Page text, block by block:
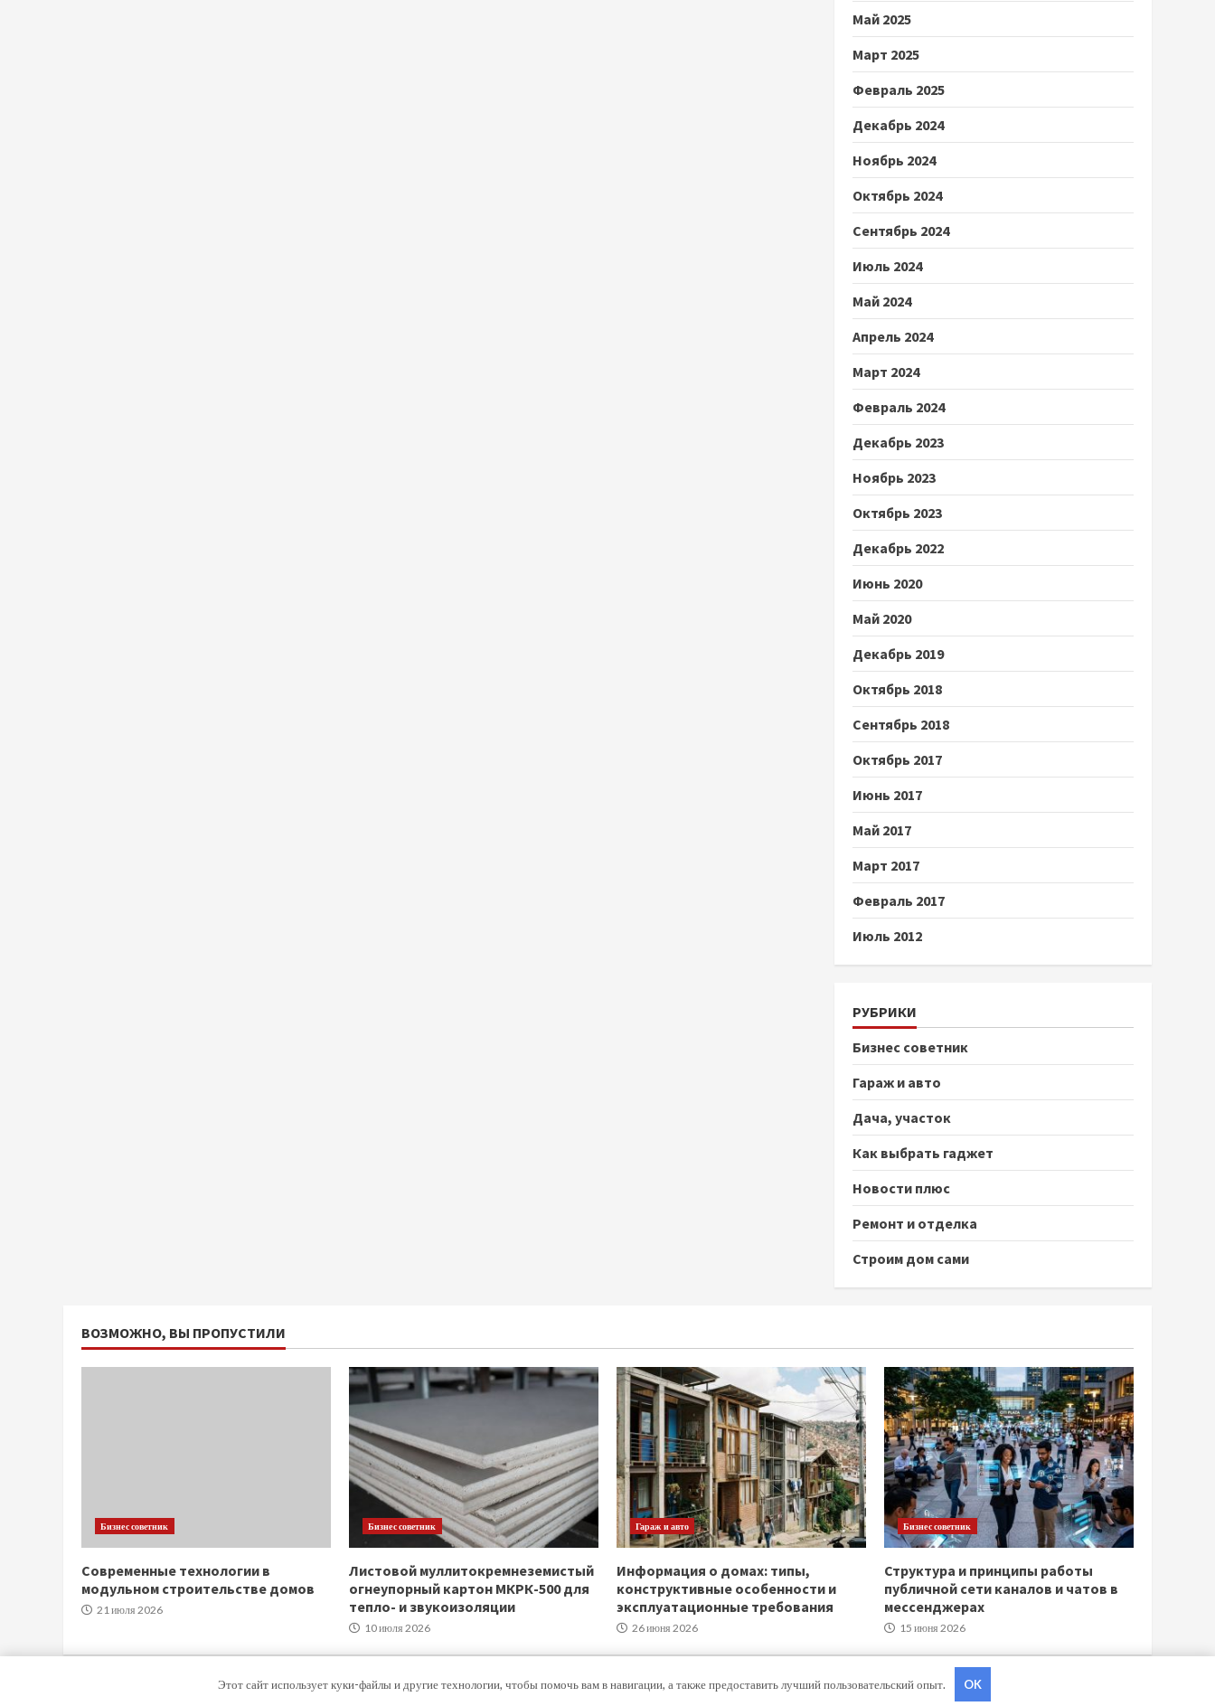
Май 2025
Март 2025
Февраль 2025
Декабрь 2024
Ноябрь 2024
Октябрь 2024
Сентябрь 2024
Июль 2024
Май 2024
Апрель 2024
Март 2024
Февраль 2024
Декабрь 2023
Ноябрь 2023
Октябрь 2023
Декабрь 2022
Июнь 2020
Май 2020
Декабрь 2019
Октябрь 2018
Сентябрь 2018
Октябрь 2017
Июнь 2017
Май 2017
Март 2017
Февраль 2017
Июль 2012
РУБРИКИ
Бизнес советник
Гараж и авто
Дача, участок
Как выбрать гаджет
Новости плюс
Ремонт и отделка
Строим дом сами
ВОЗМОЖНО, ВЫ ПРОПУСТИЛИ
Бизнес советник
Современные технологии в
модульном строительстве домов
21 июля 2026
Бизнес советник
Листовой муллитокремнеземистый
огнеупорный картон МКРК-500 для
тепло- и звукоизоляции
10 июля 2026
Гараж и авто
Информация о домах: типы,
конструктивные особенности и
эксплуатационные требования
26 июня 2026
Бизнес советник
Структура и принципы работы
публичной сети каналов и чатов в
мессенджерах
15 июня 2026
Copyright © Все права защищены.|MoreNewsот AF themes.
Этот сайт использует куки-файлы и другие технологии, чтобы помочь вам в навигации, а также предоставить лучший пользовательский опыт. OK